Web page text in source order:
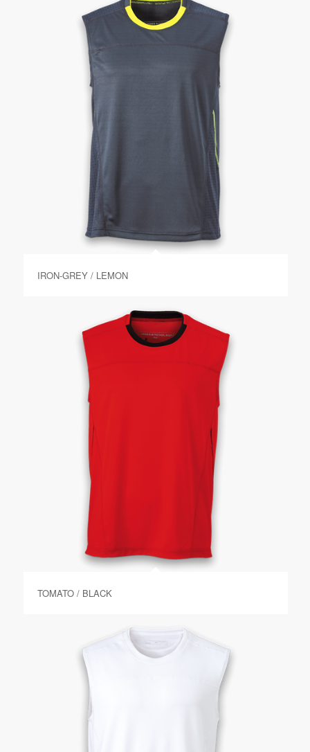
IRON-GREY / LEMON
TOMATO / BLACK